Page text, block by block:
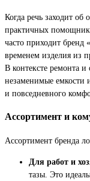
Когда речь заходит об
практичных
часто приходит бренд
временем изделия из
В контексте ремонта
незаменимые емкости
и повседневного
Ассортимент и
Ассортимент бренда
Для работ и
тазы. Это